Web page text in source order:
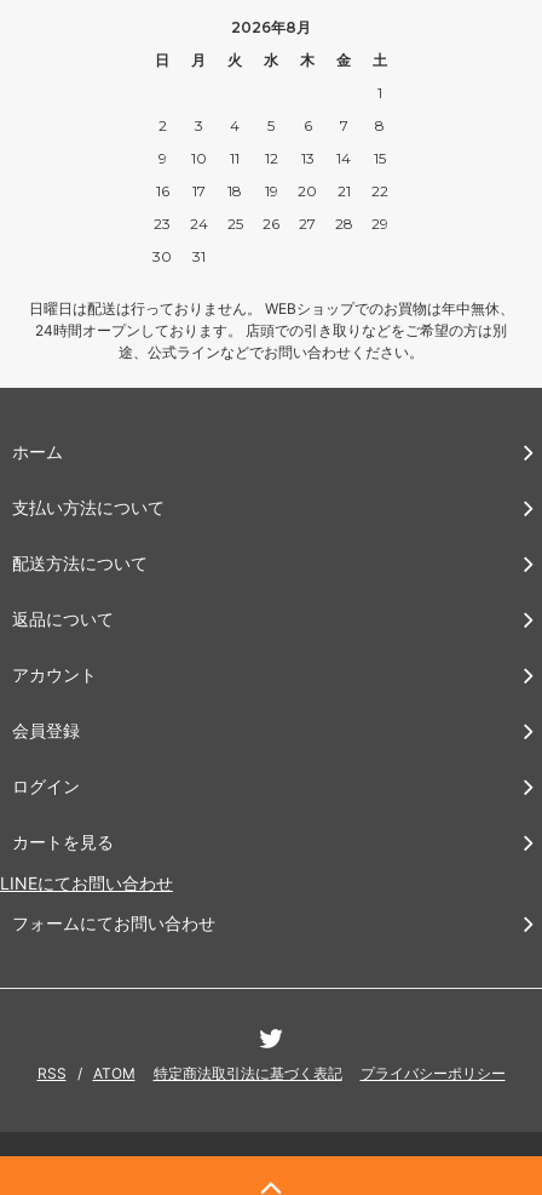
2026年8月
日
月 火 水 木 金
土
1
2
3 4 5 6 7
8
9
10 11 12 13 14
15
16
17 18 19 20 21
22
23
24 25 26 27 28
29
30
31
日曜日は配送は行っておりません。 WEBショップでのお買物は年中無休、
24時間オープンしております。 店頭での引き取りなどをご希望の方は別
途、公式ラインなどでお問い合わせください。
ホーム
支払い方法について
配送方法について
返品について
アカウント
会員登録
ログイン
カートを見る
LINEにてお問い合わせ
フォームにてお問い合わせ
RSS / ATOM 特定商法取引法に基づく表記 プライバシーポリシー